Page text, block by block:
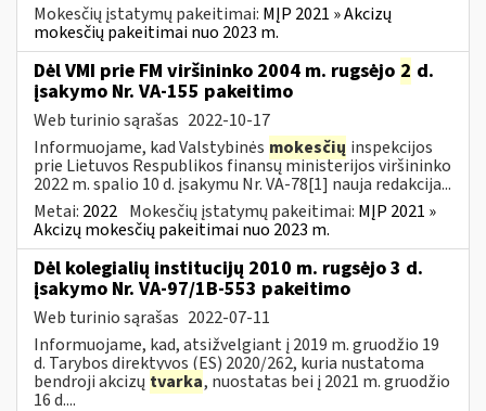
Mokesčių įstatymų pakeitimai: MĮP 2021 » Akcizų
mokesčių pakeitimai nuo 2023 m.
Dėl VMI prie FM viršininko 2004 m. rugsėjo 2 d.
įsakymo Nr. VA-155 pakeitimo
Web turinio sąrašas 2022-10-17
Informuojame, kad Valstybinės mokesčių inspekcijos
prie Lietuvos Respublikos finansų ministerijos viršininko
2022 m. spalio 10 d. įsakymu Nr. VA-78[1] nauja redakcija...
Metai: 2022 Mokesčių įstatymų pakeitimai: MĮP 2021 »
Akcizų mokesčių pakeitimai nuo 2023 m.
Dėl kolegialių institucijų 2010 m. rugsėjo 3 d.
įsakymo Nr. VA-97/1B-553 pakeitimo
Web turinio sąrašas 2022-07-11
Informuojame, kad, atsižvelgiant į 2019 m. gruodžio 19
d. Tarybos direktyvos (ES) 2020/262, kuria nustatoma
bendroji akcizų tvarka, nuostatas bei į 2021 m. gruodžio
16 d....